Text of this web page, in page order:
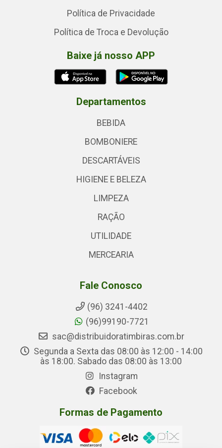
Política de Privacidade
Política de Troca e Devolução
Baixe já nosso APP
Departamentos
BEBIDA
BOMBONIERE
DESCARTÁVEIS
HIGIENE E BELEZA
LIMPEZA
RAÇÃO
UTILIDADE
MERCEARIA
Fale Conosco
(96) 3241-4402
(96)99190-7721
sac@distribuidoratimbiras.com.br
Segunda a Sexta das 08:00 às 12:00 - 14:00
às 18:00. Sabado das 08:00 às 13:00
Instagram
Facebook
Formas de Pagamento